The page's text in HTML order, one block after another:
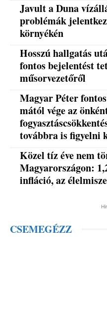
Javult a Duna
problémák
környékén
Hosszú hallgatás
fontos bejelentést
műsorvezetőről
Magyar Péter
mától vége az
továbbra is figyelni
Közel tíz éve nem
Magyarországon:
infláció, az
CSEMEGÉZZ